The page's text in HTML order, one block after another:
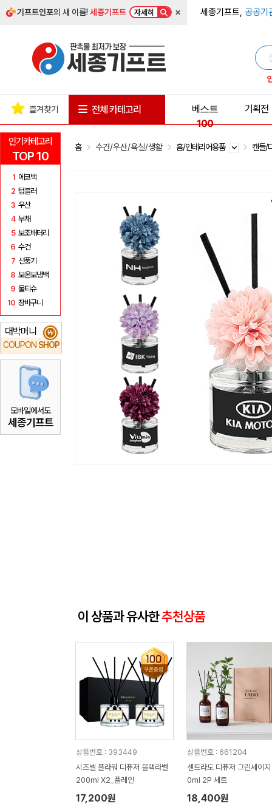
기프트인포의 새 이름!세종기프트 자세히 × 세종기프트, 공공기
인기카테고리
TOP 10
1 에코백
2 텀블러
3 우산
4 부채
5 보조배터리
6 수건
7 선풍기
8 보온보냉백
9 물티슈
10 장바구니
대박머니
COUPON SHOP
₩
모바일에서도
세종기프트
즐겨찾기 전체 카테고리
베스트
100
기획전
홈 수건/우산/욕실/생활 홈/인테리어용품 캔들/
이 상품과 유사한추천상품
상품번호 : 393449
시즈넬 플라워 디퓨저 블랙라벨
200ml X2_플레인
17,200원
상품번호 : 661204
센트라도 디퓨저 그린세이
0ml 2P 세트
18,400원